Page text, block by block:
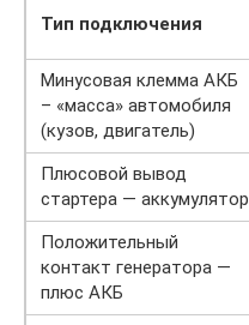
Тип подключения
Минусовая клемма АКБ
– «масса» автомобиля
(кузов, двигатель)
Плюсовой вывод
стартера — аккумулятор
Положительный
контакт генератора —
плюс АКБ